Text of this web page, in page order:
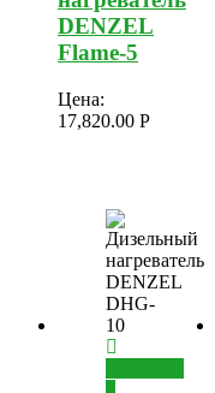
DENZEL
Flame-5
Цена:
17,820.00 Р